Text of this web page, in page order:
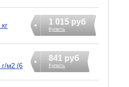
1 015 руб
Купить
г/м2 (6
841 руб
Купить